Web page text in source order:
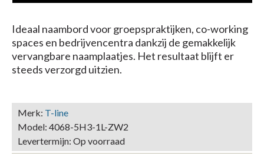
Ideaal naambord voor groepspraktijken, co-working
spaces en bedrijvencentra dankzij de gemakkelijk
vervangbare naamplaatjes. Het resultaat blijft er
steeds verzorgd uitzien.
Merk: T-line
Model: 4068-5H3-1L-ZW2
Levertermijn: Op voorraad